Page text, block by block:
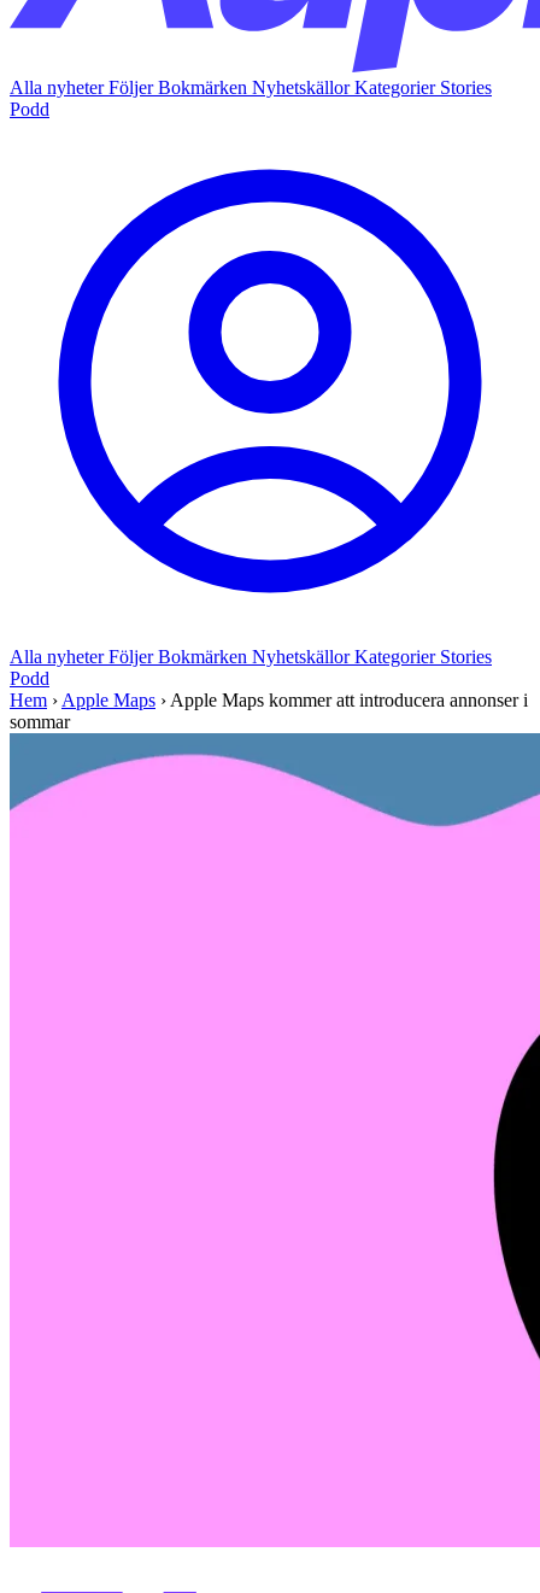
Alla nyheterFöljerBokmärken NyhetskällorKategorier Stories
Podd
Alla nyheterFöljerBokmärken NyhetskällorKategorier Stories
Podd
Hem › Apple Maps › Apple Maps kommer att introducera annonser i
sommar